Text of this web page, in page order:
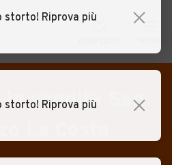
vendita San
storto! Riprova più
storto! Riprova più